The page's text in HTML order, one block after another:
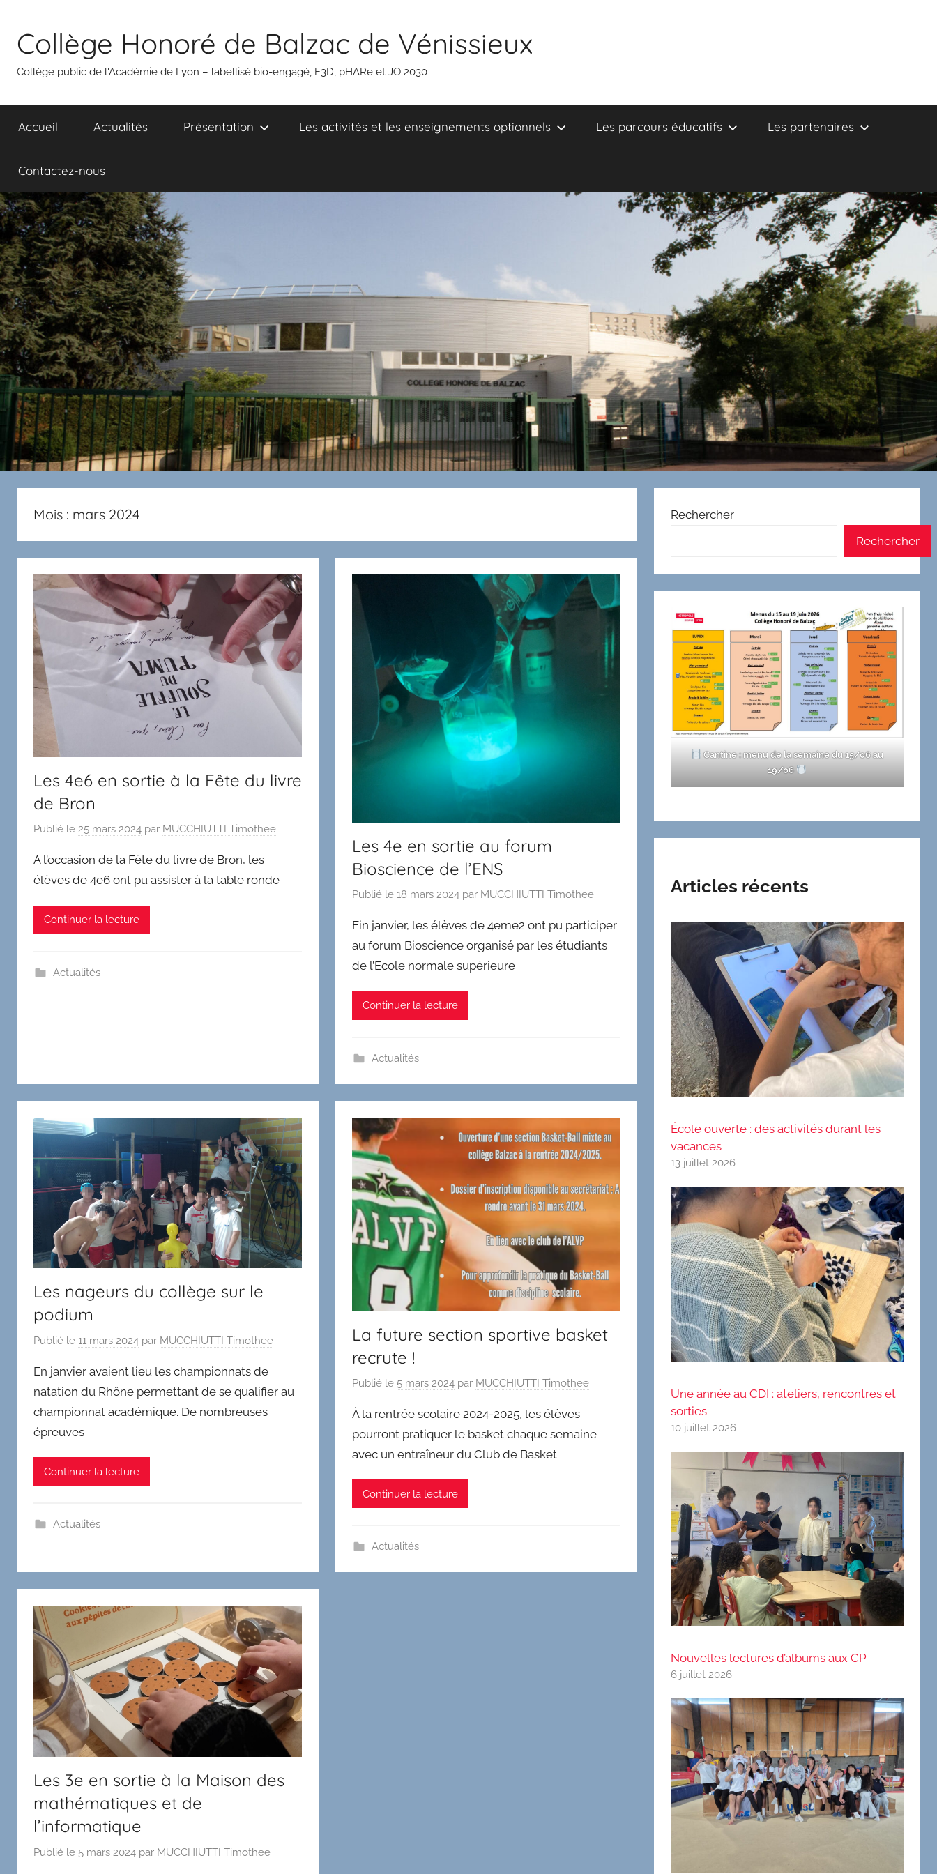
contenu
Collège Honoré de Balzac de Vénissieux
Collège public de l'Académie de Lyon – labellisé bio-engagé, E3D, pHARe et JO 2030
Accueil Actualités Présentation Les activités et les enseignements optionnels Les parcours éducatifs Les partenaires
Contactez-nous
Mois : mars 2024
Les 4e6 en sortie à la Fête du livre
de Bron
Publié le 25 mars 2024 par MUCCHIUTTI Timothee
A l’occasion de la Fête du livre de Bron, les
élèves de 4e6 ont pu assister à la table ronde
Continuer la lecture
Actualités
Les 4e en sortie au forum
Bioscience de l’ENS
Publié le18 mars 2024 par MUCCHIUTTI Timothee
Fin janvier, les élèves de 4eme2 ont pu participer
au forum Bioscience organisé par les étudiants
de l’Ecole normale supérieure
Continuer la lecture
Actualités
Les nageurs du collège sur le
podium
Publié le 11 mars 2024 par MUCCHIUTTI Timothee
En janvier avaient lieu les championnats de
natation du Rhône permettant de se qualifier au
championnat académique. De nombreuses
épreuves
Continuer la lecture
Actualités
La future section sportive basket
recrute !
Publié le 5 mars 2024 par MUCCHIUTTI Timothee
À la rentrée scolaire 2024-2025, les élèves
pourront pratiquer le basket chaque semaine
avec un entraîneur du Club de Basket
Continuer la lecture
Actualités
Les 3e en sortie à la Maison des
mathématiques et de
l’informatique
Publié le 5 mars 2024 par MUCCHIUTTI Timothee
Rechercher
Rechercher
Cantine : menu de la semaine du 15/06 au
19/06
Articles récents
École ouverte : des activités durant les
vacances
13 juillet 2026
Une année au CDI : ateliers, rencontres et
sorties
10 juillet 2026
Nouvelles lectures d’albums aux CP
6 juillet 2026